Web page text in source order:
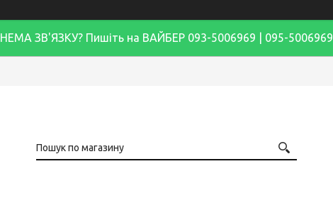
НЕМА ЗВ'ЯЗКУ? Пишіть на ВАЙБЕР 093-5006969 | 095-5006969